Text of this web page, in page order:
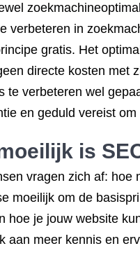
verbeteren in
gratis. Het
directe kosten met
te verbeteren wel
en geduld vereist
is
vragen zich af: hoe
moeilijk om de
hoe je jouw website
aan meer kennis en